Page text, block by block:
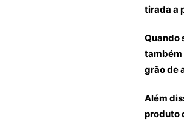
tirada a
Quando
também
grão de
Além
produto